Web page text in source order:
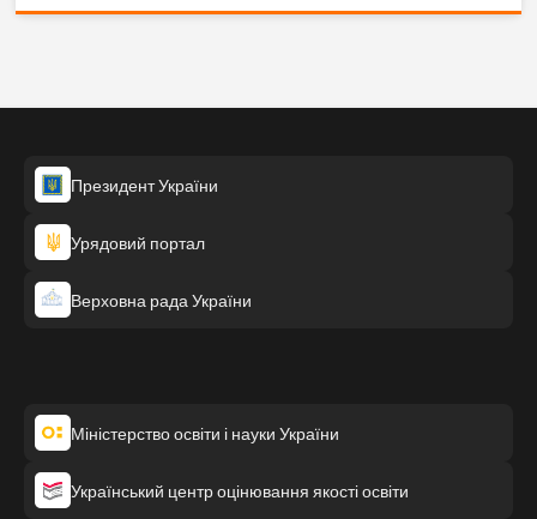
Президент України
Урядовий портал
Верховна рада України
Міністерство освіти і науки України
Український центр оцінювання якості освіти